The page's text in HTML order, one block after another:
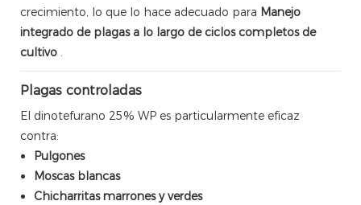
crecimiento, lo que lo hace adecuado para Manejo
integrado de plagas a lo largo de ciclos completos de
cultivo .
Plagas controladas
El dinotefurano 25% WP es particularmente eficaz
contra:
Pulgones
Moscas blancas
Chicharritas marrones y verdes